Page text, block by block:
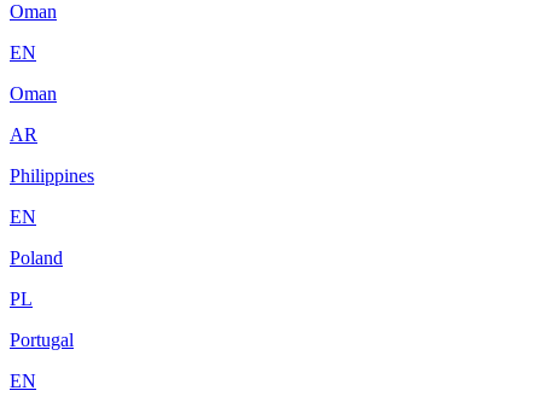
Oman
EN
Oman
AR
Philippines
EN
Poland
PL
Portugal
EN